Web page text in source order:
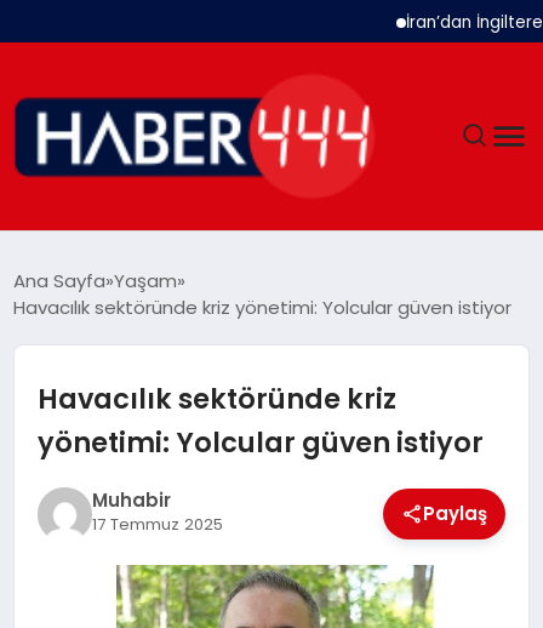
İran’dan İngiltere
DÜNYA
EKONOMI
SPOR
TEKNOLOJI
Ana Sayfa Yaşam
Havacılık sektöründe kriz yönetimi: Yolcular güven istiyor
Havacılık sektöründe kriz
yönetimi: Yolcular güven istiyor
Muhabir
17 Temmuz 2025 Paylaş